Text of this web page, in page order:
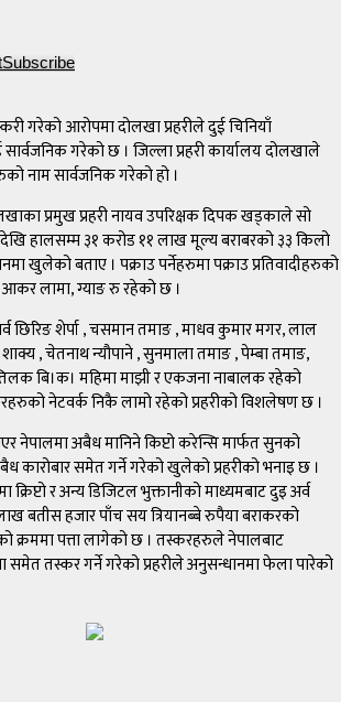
Subscribe
गरेको आरोपमा दोलखा प्रहरीले दुई चिनियाँ
गरेको छ । जिल्ला प्रहरी कार्यालय दोलखाले
नाम सार्वजनिक गरेको हो ।
प्रमुख प्रहरी नायव उपरिक्षक दिपक खड्काले सो
हालसम्म ३१ करोड ११ लाख मूल्य बराबरको ३३ किलो
खुलेको बताए । पक्राउ पर्नेहरुमा पक्राउ प्रतिवादीहरुको
आकर लामा, ग्याङ रु रहेको छ ।
छिरिङ शेर्पा , चसमान तमाङ , माधव कुमार मगर, लाल
शाक्य , चेतनाथ न्यौपाने , सुनमाला तमाङ , पेम्बा तमाङ,
बि।क। महिमा माझी र एकजना नाबालक रहेको
नेटवर्क निकै लामो रहेको प्रहरीको विशलेषण छ ।
नेपालमा अबैध मानिने किप्टो करेन्सि मार्फत सुनको
कारोबार समेत गर्ने गरेको खुलेको प्रहरीको भनाइ छ ।
र अन्य डिजिटल भुक्तानीको माध्यमबाट दुइ अर्व
बतीस हजार पाँच सय त्रियानब्बे रुपैया बराकरको
क्रममा पत्ता लागेको छ । तस्करहरुले नेपालबाट
समेत तस्कर गर्ने गरेको प्रहरीले अनुसन्धानमा फेला पारेको